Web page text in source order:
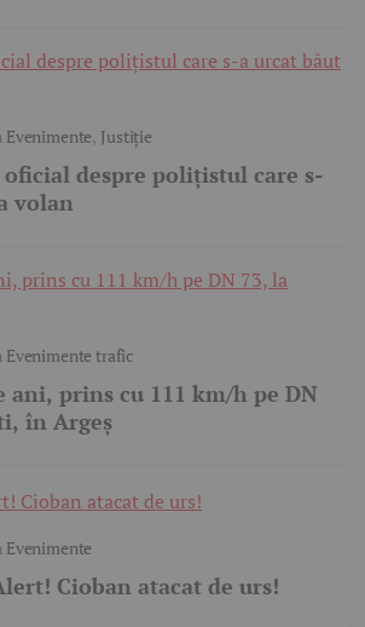
Evenimente, Justiție
despre polițistul care s-
volan
Evenimente trafic
ani, prins cu 111 km/h pe DN
în Argeș
Evenimente
Cioban atacat de urs!